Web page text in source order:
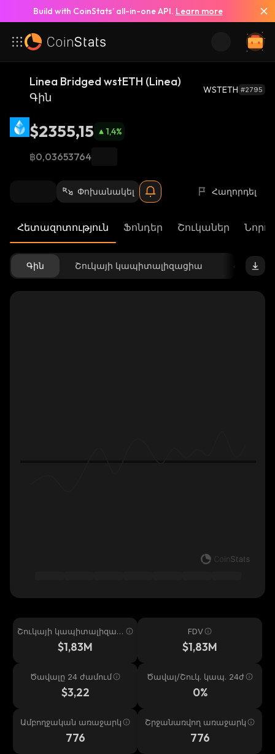
Build with CoinStats’ all-in-one API. Learn more
Linea Bridged wstETH (Linea)
Գին
WSTETH #2795
$2355,15 1,4%
฿0,03653764
Փոխանակել Հաղորդել
Հետազոտություն Ֆոնդեր Շուկաներ
Գին Շուկայի կապիտալիզացիա
Շուկայի կապիտալիզաց
$1,83M
FDV
$1,83M
Ծավալը 24 ժամում
$3,22
Ծավալ/Շուկ. կապ. 24ժ
0%
Ամբողջական առաջարկ
776
Շրջանառվող առաջարկ
776